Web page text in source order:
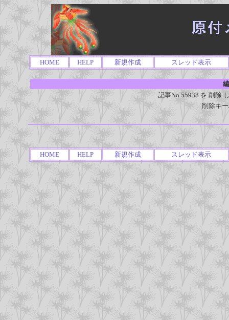
HOME HELP 新規作成 スレッド表示
記事No.55938 を 削除
削除キ
HOME HELP 新規作成 スレッド表示